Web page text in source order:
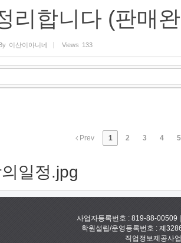
리합니다 (판매
이산이아니네 Views 133
Prev 1 2 3 4 5
사업자등록번호 : 819-88-00509
학원설립/운영등록번호 : 제
직업정보제공사